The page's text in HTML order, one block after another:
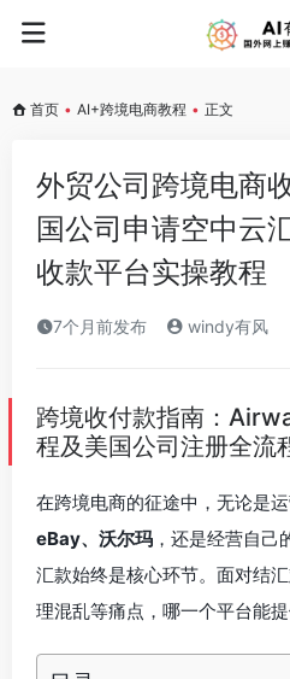
首页 • AI+跨境电商教程 • 正文
外贸公司跨境电商
国公司申请空中云
收款平台实操教程
7个月前发布 windy有风
跨境收付款指南：
程及美国公司注册全流
在跨境电商的征途中，无论是
eBay、沃尔玛 ，还是经营自己
汇款始终是核心环节。面对结
理混乱等痛点，哪一个平台能